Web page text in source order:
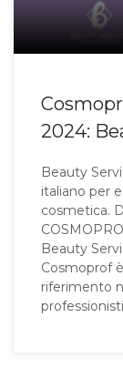
2024:
Beauty
italiano per
cosmetica.
Beauty
Cosmoprof
riferimento